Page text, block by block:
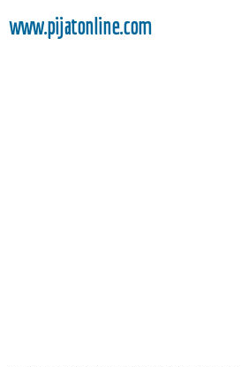
www.pijatonline.com